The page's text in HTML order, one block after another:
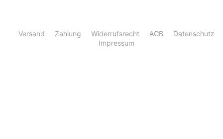
Versand Zahlung Widerrufsrecht AGB
Datenschutz
Impressum